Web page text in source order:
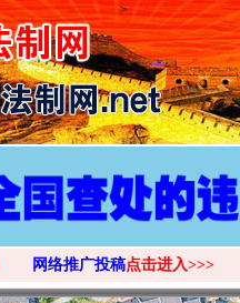
>
网络推广投稿点击进入>>>